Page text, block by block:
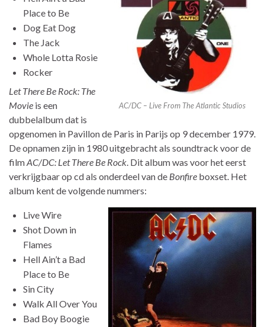
AC/DC – Live From The Atlantic Studios
Place to Be
Dog Eat Dog
The Jack
Whole Lotta Rosie
Rocker
Let There Be Rock: The
Movie is een
dubbelalbum dat is
opgenomen in Pavillon de Paris in Parijs op 9 december 1979.
De opnamen zijn in 1980 uitgebracht als soundtrack voor de
filmAC/DC: Let There Be Rock. Dit album was voor het eerst
verkrijgbaar op cd als onderdeel van de Bonfire boxset. Het
album kent de volgende nummers:
Live Wire
Shot Down in
Flames
Hell Ain’t a Bad
Place to Be
Sin City
Walk All Over You
Bad Boy Boogie